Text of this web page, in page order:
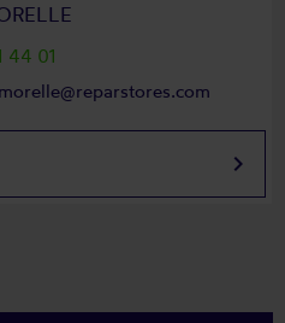
44 01
keyboard_arrow_right